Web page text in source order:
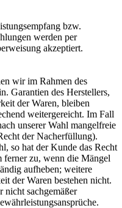
bzw.
werden per
akzeptiert.
wir im Rahmen des
Garantien des Herstellers,
der Waren, bleiben
weitergereicht. Im Fall
unserer Wahl mangelfreie
der Nacherfüllung).
so hat der Kunde das Recht
ferner zu, wenn die Mängel
aufheben; weitere
der Waren bestehen nicht.
nicht sachgemäßer